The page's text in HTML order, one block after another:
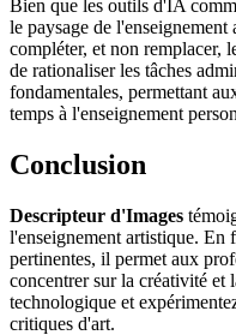
Bien que les outils d'IA
le paysage de
compléter, et non remplacer,
de rationaliser les tâches
fondamentales, permettant
temps à l'enseignement
Conclusion
Descripteur d'Images
l'enseignement artistique. En
pertinentes, il permet aux
concentrer sur la créativité et
technologique et
critiques d'art.